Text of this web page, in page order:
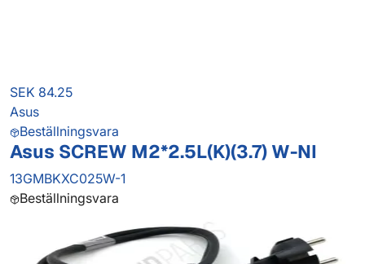
SEK 84.25
Asus
Beställningsvara
Asus SCREW M2*2.5L(K)(3.7) W-NI
13GMBKXC025W-1
Beställningsvara